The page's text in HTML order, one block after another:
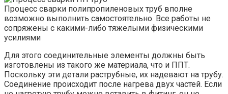
Процесс сварки полипропиленовых труб вполне
возможно выполнить самостоятельно. Все работы не
сопряжены с какими-либо тяжелыми физическими
усилиями
Для этого соединительные элементы должны быть
изготовлены из такого же материала, что и ППТ.
Поскольку эти детали раструбные, их надевают на трубу.
Соединение происходит после нагрева двух частей. Если